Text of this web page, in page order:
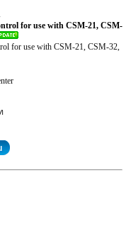
for use with CSM-21, CSM-
for use with CSM-21, CSM-32,